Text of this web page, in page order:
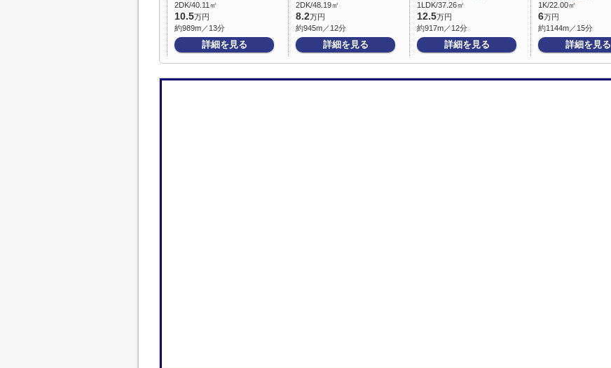
2DK/40.11㎡
10.5万円
約989m／13分
詳細を見る
2DK/48.19㎡
8.2万円
約945m／12分
詳細を見る
1LDK/37.26㎡
12.5万円
約917m／12分
詳細を見る
1K/22.00㎡
6万円
約1144m／15分
詳細を見る